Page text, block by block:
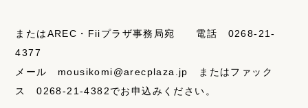
またはAREC・Fiiプラザ事務局宛 電話 0268-21-
4377
メール mousikomi@arecplaza.jp またはファック
ス 0268-21-4382でお申込みください。